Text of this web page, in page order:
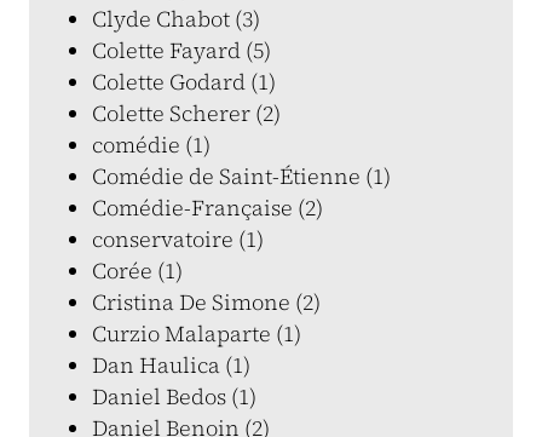
Clyde Chabot (3)
Colette Fayard (5)
Colette Godard (1)
Colette Scherer (2)
comédie (1)
Comédie de Saint-Étienne (1)
Comédie-Française (2)
conservatoire (1)
Corée (1)
Cristina De Simone (2)
Curzio Malaparte (1)
Dan Haulica (1)
Daniel Bedos (1)
Daniel Benoin (2)